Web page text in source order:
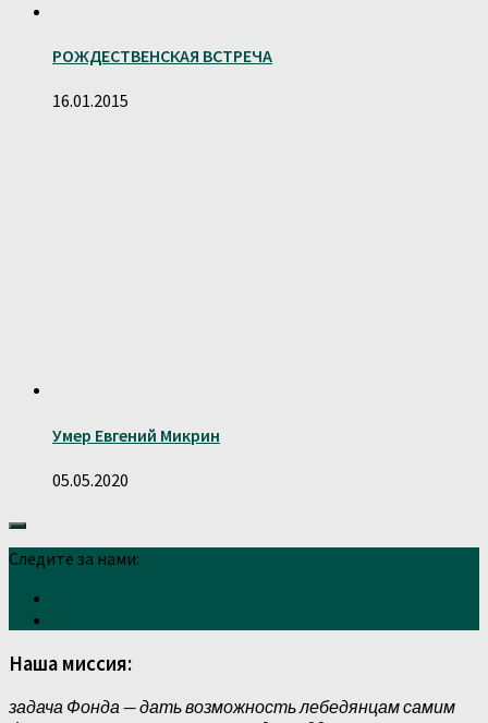
РОЖДЕСТВЕНСКАЯ ВСТРЕЧА
16.01.2015
Умер Евгений Микрин
05.05.2020
Следите за нами:
Наша миссия:
задача Фонда — дать возможность лебедянцам самим